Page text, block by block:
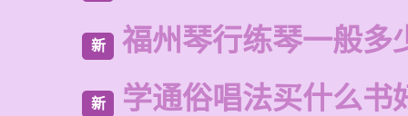
新 福州琴行练琴一般多
新 学通俗唱法买什么书